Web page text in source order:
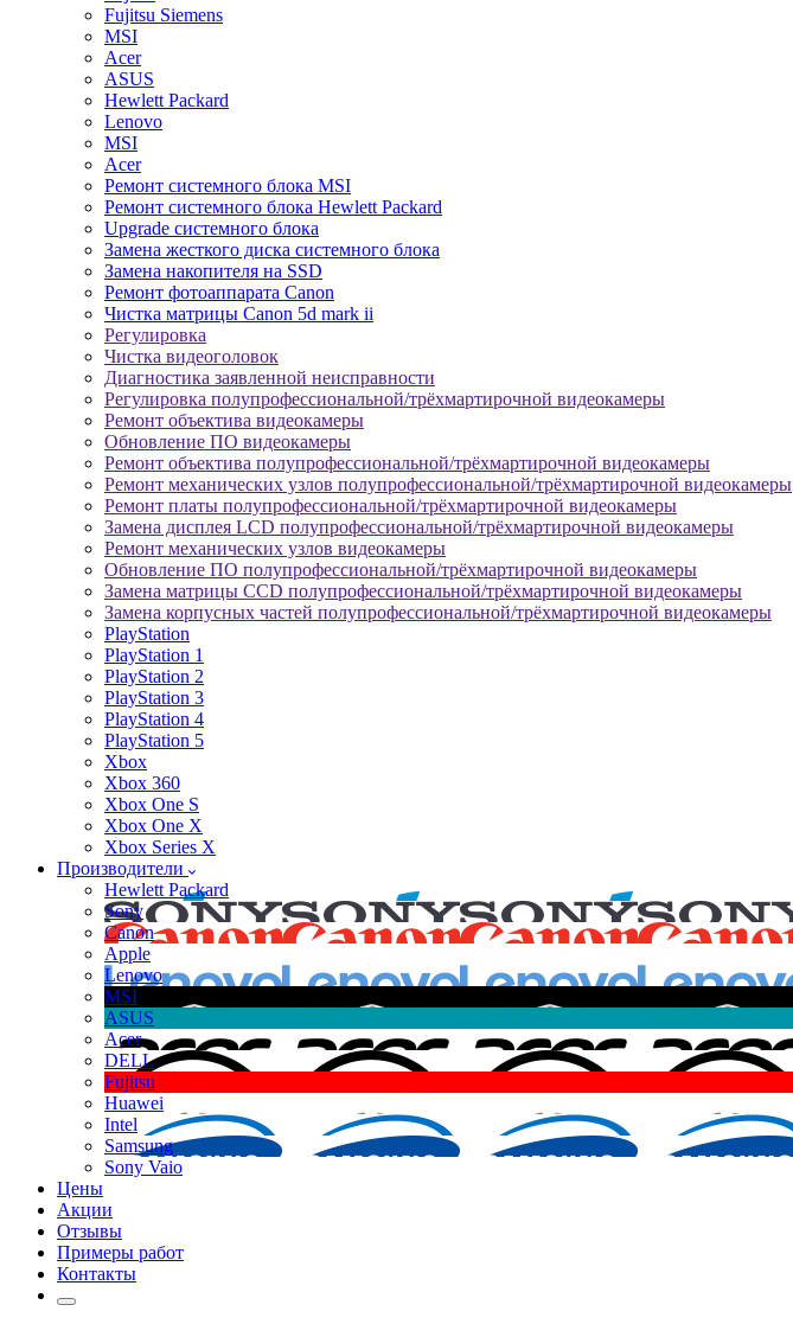
Fujitsu Siemens
MSI
Acer
ASUS
Hewlett Packard
Lenovo
MSI
Acer
Ремонт системного блока MSI
Ремонт системного блока Hewlett Packard
Upgrade системного блока
Замена жесткого диска системного блока
Замена накопителя на SSD
Ремонт фотоаппарата Canon
Чистка матрицы Canon 5d mark ii
Регулировка
Чистка видеоголовок
Диагностика заявленной неисправности
Регулировка полупрофессиональной/трёхмартирочной видеокамеры
Ремонт объектива видеокамеры
Обновление ПО видеокамеры
Ремонт объектива полупрофессиональной/трёхмартирочной видеокамеры
Ремонт механических узлов полупрофессиональной/трёхмартирочной видеокамеры
Ремонт платы полупрофессиональной/трёхмартирочной видеокамеры
Замена дисплея LCD полупрофессиональной/трёхмартирочной видеокамеры
Ремонт механических узлов видеокамеры
Обновление ПО полупрофессиональной/трёхмартирочной видеокамеры
Замена матрицы CCD полупрофессиональной/трёхмартирочной видеокамеры
Замена корпусных частей полупрофессиональной/трёхмартирочной видеокамеры
PlayStation
PlayStation 1
PlayStation 2
PlayStation 3
PlayStation 4
PlayStation 5
Xbox
Xbox 360
Xbox One S
Xbox One X
Xbox Series X
Производители
Hewlett Packard
Sony
Canon
Apple
Lenovo
MSI
ASUS
Acer
DELL
Fujitsu
Huawei
Intel
Samsung
Sony Vaio
Цены
Акции
Отзывы
Примеры работ
Контакты